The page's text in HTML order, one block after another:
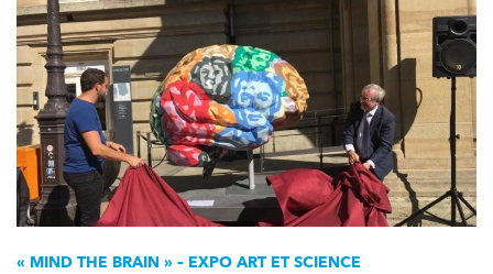
« MIND THE BRAIN » – EXPO ART ET SCIENCE